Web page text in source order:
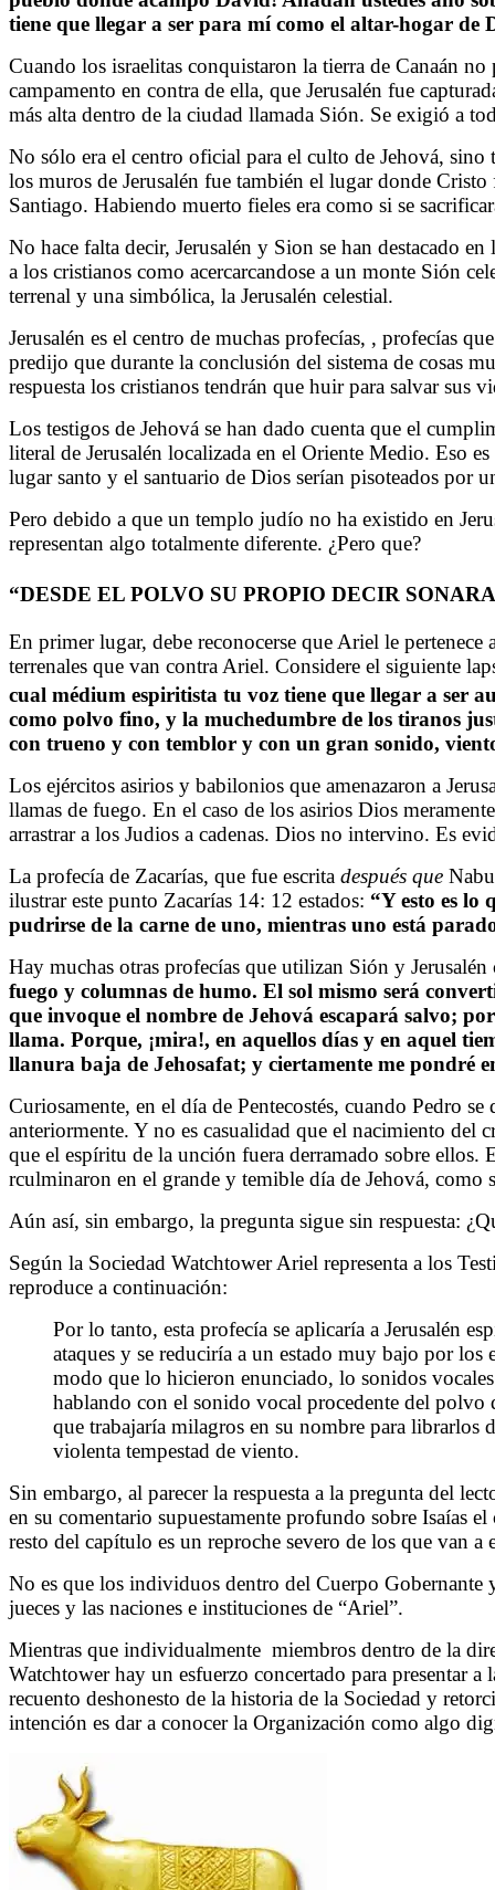
tiene que llegar a ser para mí como el altar-hogar de
Cuando los israelitas conquistaron la tierra de Canaán
campamento en contra de ella, que Jerusalén fue
más alta dentro de la ciudad llamada Sión. Se exigió a
No sólo era el centro oficial para el culto de Jehová,
los muros de Jerusalén fue también el lugar donde
Santiago. Habiendo muerto fieles era como si se
No hace falta decir, Jerusalén y Sion se han destacado
a los cristianos como acercarcandose a un monte Sión
terrenal y una simbólica, la Jerusalén celestial.
Jerusalén es el centro de muchas profecías, , profecías
predijo que durante la conclusión del sistema de cosas
respuesta los cristianos tendrán que huir para salvar sus
Los testigos de Jehová se han dado cuenta que el
literal de Jerusalén localizada en el Oriente Medio. Eso
lugar santo y el santuario de Dios serían pisoteados por
Pero debido a que un templo judío no ha existido en
representan algo totalmente diferente. ¿Pero que?
“DESDE EL POLVO SU PROPIO DECIR
En primer lugar, debe reconocerse que Ariel le
terrenales que van contra Ariel. Considere el siguiente
cual médium espiritista tu voz tiene que llegar a ser
como polvo fino, y la muchedumbre de los tiranos
con trueno y con temblor y con un gran sonido,
Los ejércitos asirios y babilonios que amenazaron a
llamas de fuego. En el caso de los asirios Dios
arrastrar a los Judios a cadenas. Dios no intervino. Es
La profecía de Zacarías, que fue escrita después que
ilustrar este punto Zacarías 14: 12 estados: “Y esto es lo
pudrirse de la carne de uno, mientras uno está
Hay muchas otras profecías que utilizan Sión y
fuego y columnas de humo. El sol mismo será
que invoque el nombre de Jehová escapará salvo;
llama. Porque, ¡mira!, en aquellos días y en aquel
llanura baja de Jehosafat; y ciertamente me pondré
Curiosamente, en el día de Pentecostés, cuando Pedro
anteriormente. Y no es casualidad que el nacimiento del
que el espíritu de la unción fuera derramado sobre ellos.
rculminaron en el grande y temible día de Jehová,
Aún así, sin embargo, la pregunta sigue sin respuesta:
Según la Sociedad Watchtower Ariel representa a los
reproduce a continuación:
Por lo tanto, esta profecía se aplicaría a Jerusalén
ataques y se reduciría a un estado muy bajo por
modo que lo hicieron enunciado, lo sonidos
hablando con el sonido vocal procedente del polvo
que trabajaría milagros en su nombre para librarlos
violenta tempestad de viento.
Sin embargo, al parecer la respuesta a la pregunta del
en su comentario supuestamente profundo sobre Isaías
resto del capítulo es un reproche severo de los que van
No es que los individuos dentro del Cuerpo Gobernante
jueces y las naciones e instituciones de “Ariel”.
Mientras que individualmente miembros dentro de la
Watchtower hay un esfuerzo concertado para presentar
recuento deshonesto de la historia de la Sociedad y
intención es dar a conocer la Organización como algo